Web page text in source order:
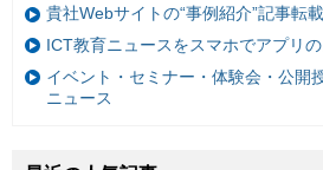
貴社Webサイトの“事例紹介”記事転
ICT教育ニュースをスマホでアプリ
イベント・セミナー・体験会・公開
ニュース